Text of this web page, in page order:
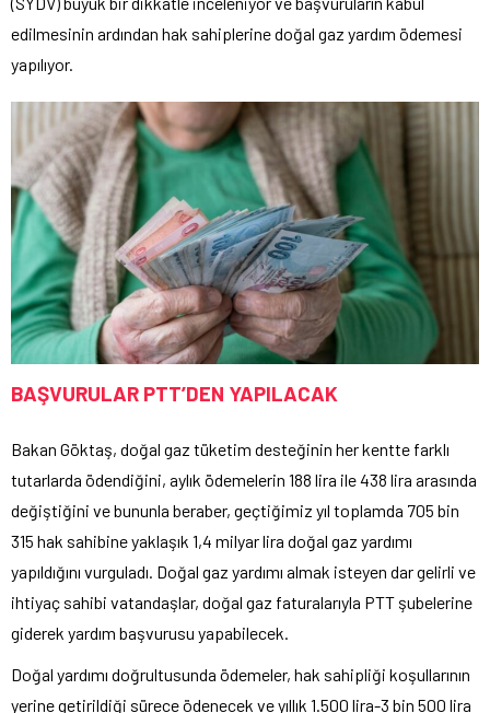
edilmesinin ardından hak sahiplerine doğal gaz yardım ödemesi
yapılıyor.
BAŞVURULAR PTT’DEN YAPILACAK
Bakan Göktaş, doğal gaz tüketim desteğinin her kentte farklı
tutarlarda ödendiğini, aylık ödemelerin 188 lira ile 438 lira arasında
değiştiğini ve bununla beraber, geçtiğimiz yıl toplamda 705 bin
315 hak sahibine yaklaşık 1,4 milyar lira doğal gaz yardımı
yapıldığını vurguladı. Doğal gaz yardımı almak isteyen dar gelirli ve
ihtiyaç sahibi vatandaşlar, doğal gaz faturalarıyla PTT şubelerine
giderek yardım başvurusu yapabilecek.
Doğal yardımı doğrultusunda ödemeler, hak sahipliği koşullarının
yerine getirildiği sürece ödenecek ve yıllık 1.500 lira-3 bin 500 lira